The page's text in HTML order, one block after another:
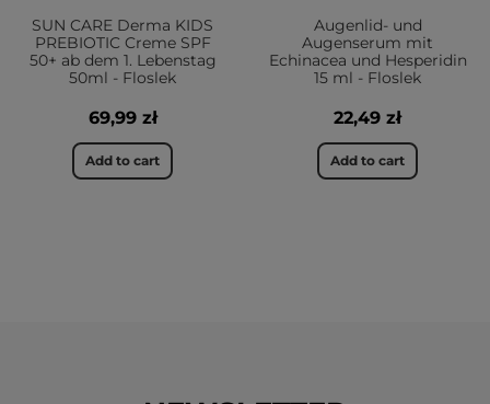
SUN CARE Derma KIDS
PREBIOTIC Creme SPF
50+ ab dem 1. Lebenstag
50ml - Floslek
69,99 zł
Add to cart
Augenlid- und
Augenserum mit
Echinacea und Hesperidin
15 ml - Floslek
22,49 zł
Add to cart